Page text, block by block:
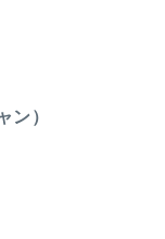
ン）